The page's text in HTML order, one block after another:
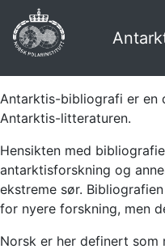
Antarktis-bibliografi er en
Antarktis-litteraturen.
Hensikten med
antarktisforskning og
ekstreme sør.
for nyere forskning, men
Norsk er her definert